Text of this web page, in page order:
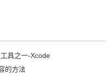
具之一-Xcode
的方法